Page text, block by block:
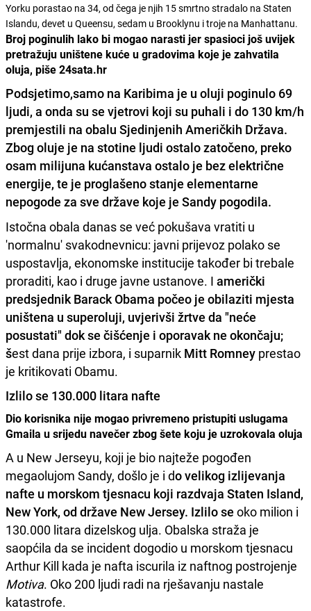
Yorku porastao na 34, od čega je njih 15 smrtno stradalo na Staten
Islandu, devet u Queensu, sedam u Brooklynu i troje na Manhattanu.
Broj poginulih lako bi mogao narasti jer spasioci još uvijek
pretražuju uništene kuće u gradovima koje je zahvatila
oluja, piše 24sata.hr
Podsjetimo,samo na Karibima je u oluji poginulo 69
ljudi, a onda su se vjetrovi koji su puhali i do 130 km/h
premjestili na obalu Sjedinjenih Američkih Država.
Zbog oluje je na stotine ljudi ostalo zatočeno, preko
osam milijuna kućanstava ostalo je bez električne
energije, te je proglašeno stanje elementarne
nepogode za sve države koje je Sandy pogodila.
Istočna obala danas se već pokušava vratiti u
'normalnu' svakodnevnicu: javni prijevoz polako se
uspostavlja, ekonomske institucije također bi trebale
proraditi, kao i druge javne ustanove. I američki
predsjednik Barack Obama počeo je obilaziti mjesta
uništena u superoluji, uvjerivši žrtve da "neće
posustati" dok se čišćenje i oporavak ne okončaju;
šest dana prije izbora, i suparnik Mitt Romney prestao
je kritikovati Obamu.
Izlilo se 130.000 litara nafte
Dio korisnika nije mogao privremeno pristupiti uslugama
Gmaila u srijedu navečer zbog šete koju je uzrokovala oluja
A u New Jerseyu, koji je bio najteže pogođen
megaolujom Sandy, došlo je i dovelikog izlijevanja
nafte u morskom tjesnacu koji razdvaja Staten Island,
New York, od države New Jersey. Izlilo se oko milion i
130.000 litara dizelskog ulja. Obalska straža je
saopćila da se incident dogodio u morskom tjesnacu
Arthur Kill kada je nafta iscurila iz naftnog postrojenje
Motiva. Oko 200 ljudi radi na rješavanju nastale
katastrofe.